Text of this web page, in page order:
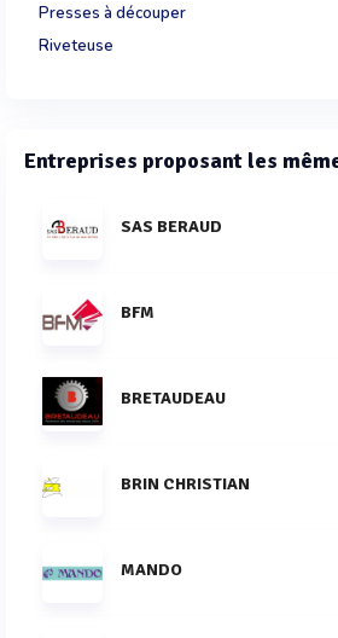
Presses à découper
Riveteuse
Entreprises proposant les
SAS BERAUD
BFM
BRETAUDEAU
BRIN CHRISTIAN
MANDO